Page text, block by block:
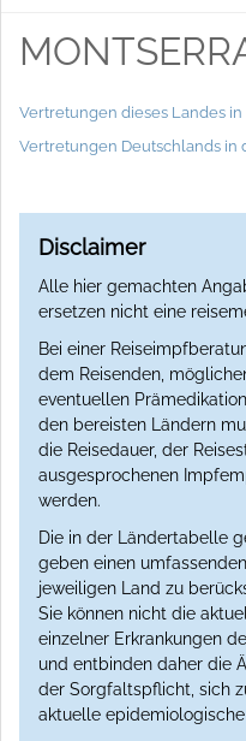
Vertretungen dieses Landes
Vertretungen Deutschlands in
Disclaimer
Alle hier gemachten
ersetzen nicht eine
Bei einer
dem Reisenden,
eventuellen
den bereisten Ländern
die Reisedauer, der
ausgesprochenen
werden.
Die in der Ländertabelle
geben einen
jeweiligen Land zu
Sie können nicht die
einzelner Erkrankungen
und entbinden daher die
der Sorgfaltspflicht, sich
aktuelle